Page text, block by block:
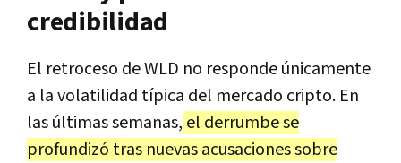
credibilidad
El retroceso de WLD no responde únicamente
a la volatilidad típica del mercado cripto. En
las últimas semanas, el derrumbe se
profundizó tras nuevas acusaciones sobre